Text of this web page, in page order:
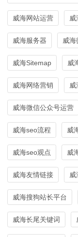
威海网站运营
威海服务器 威海
威海Sitemap 威
威海网络营销
威海微信公众号运营
威海seo流程 威
威海seo观点 威
威海友情链接
威海搜狗站长平台
威海长尾关键词